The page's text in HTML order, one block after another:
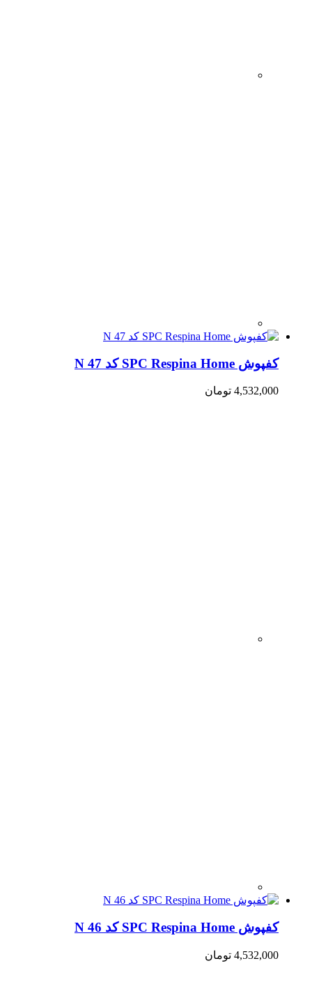
کفپوش SPC Respina Home کد N 47
4,532,000 تومان
کفپوش SPC Respina Home کد N 46
4,532,000 تومان